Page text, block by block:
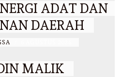
ADAT DAN
DAERAH
MALIK